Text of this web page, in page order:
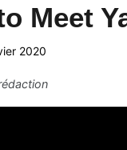
Meet
2020